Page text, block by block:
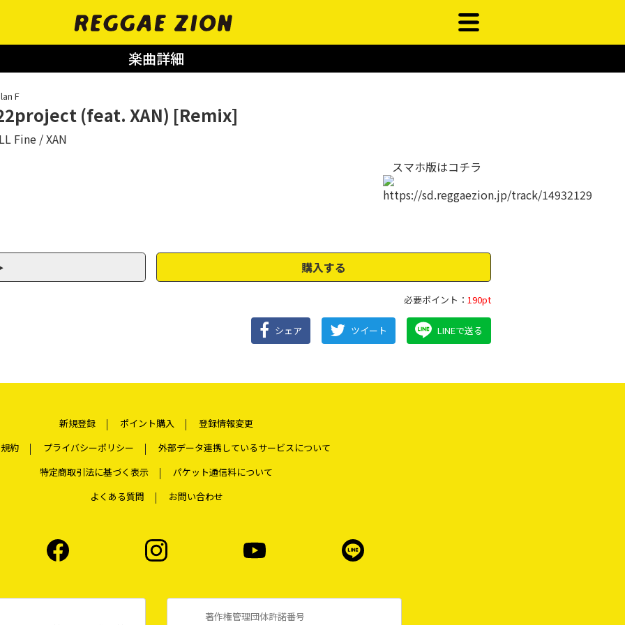
楽曲詳細
F
(feat. XAN) [Remix]
Fine
XAN
スマホ版はコチラ
購入する
必要ポイント： 190pt
シェア ツイート LINEで送る
新規登録 ポイント購入
登録情報変更
約
プライバシーポリシー
外部データ連携しているサービスについて
特定商取引法に基づく表示
パケット通信料について
よくある質問
お問い合わせ
著作権管理団体許諾番号